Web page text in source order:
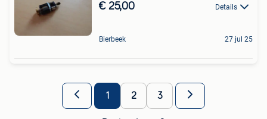
€ 25,00 Details
Bierbeek 27 jul 25
1 2 3